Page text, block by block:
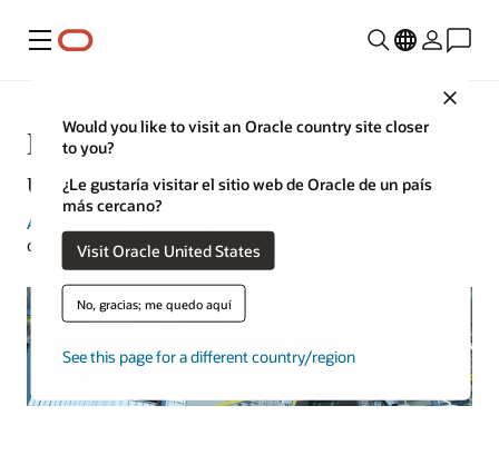
Menú
Would you like to visit an Oracle country site closer
to you?
¿Le gustaría visitar el sitio web de Oracle de un país
más cercano?
Visit Oracle United States
No, gracias; me quedo aquí
See this page for a different country/region
Requisitos de fábrica inteligente:
una guía completa
Amber Biela-Weyenberg
octubre de 2023